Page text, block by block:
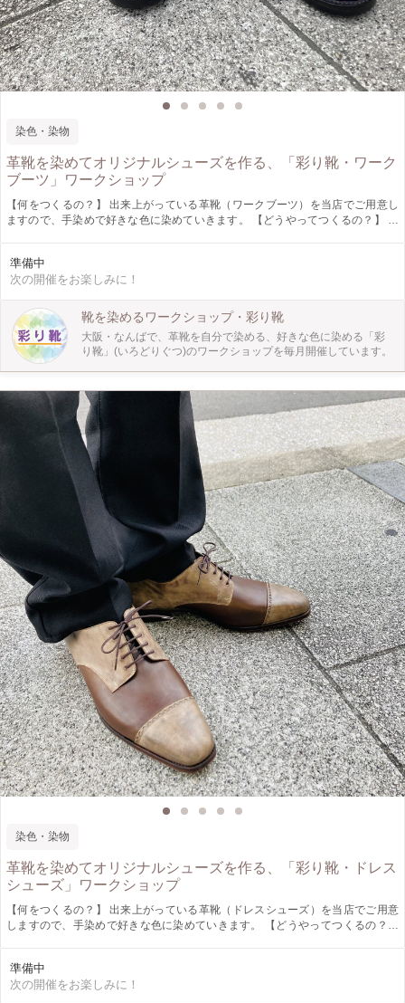
染色・染物
革靴を染めてオリジナルシューズを作る、「彩り靴・ワーク
ブーツ」ワークショップ
【何をつくるの？】 出来上がっている革靴（ワークブーツ）を当店でご用意し
ますので、手染めで好きな色に染めていきます。 【どうやってつくるの？】 ①
色が作れたら、いよいよ本番。靴を染めていきます。 ④仕上げにトップコート
をして完成！その日に履いて帰れます。 【作品の仕様】 ・ワークブーツ サイズ
【どんな人が対象？】 革も靴も染色も全然知らないという方でも、どんな人で
も染めていただけます。 お1人で参加される方も多いので、1人でのご参加も大
歓迎です。 イメージ通りの靴がない、自分で作ったものを身に着けたい、新し
いことをやってみたい方にぜひ体験してほしいです！ 【ぜひ知ってほしい！】
一般的に販売されている革靴には汚れにくくなるようにコーティングや加工がさ
れているのでそのままでは染められません。 「彩り靴」は仕上げる手前の段階
で作成されており、自分で好きな色に染めることが出来ます。 現在この「彩り
靴」のワークショップを定期的に開催しているのは当教室のみ。 始まって1年ほ
どのワークショップですが、30人以上の参加者の方がみなさん素敵な自分だけの
1足を作られました！ 特別な日の大事な1足に、普段のお出かけの相棒に、Good
shoes take you good places. 良い靴は良い場所へ導いてくれるというイタリアの
ことわざです。 自分で染めた素敵な靴でお出かけしてみませんか？ 皆様のご参
加お待ちしております！
準備中
次の開催をお楽しみに！
靴を染めるワークショップ・彩り靴
大阪・なんばで、革靴を自分で染める、好きな色に染める「彩
り靴」(いろどりぐつ)のワークショップを毎月開催しています。
染色・染物
革靴を染めてオリジナルシューズを作る、「彩り靴・ドレス
シューズ」ワークショップ
【何をつくるの？】 出来上がっている革靴（ドレスシューズ）を当店でご用意
しますので、手染めで好きな色に染めていきます。 【どうやってつくるの？】
色が作れたら、いよいよ本番。靴を染めていきます。 ④仕上げにトップコート
をして完成！その日に履いて帰れます。 【作品の仕様】 ・ドレスシューズ サイ
準備中
次の開催をお楽しみに！